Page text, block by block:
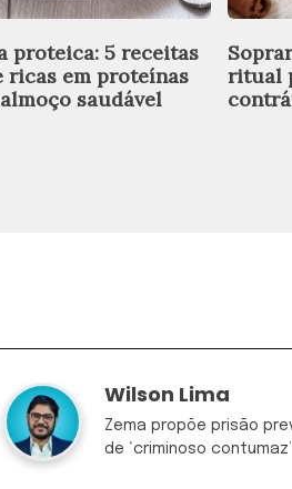
proteica: 5 receitas
ricas em proteínas
saudável
ritual
Wilson Lima
Zema propõe prisão
de ‘criminoso contumaz’